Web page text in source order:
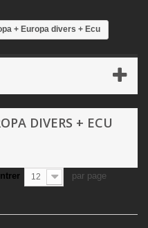
+ Europa divers + Ecu
DIVERS + ECU
12 par page